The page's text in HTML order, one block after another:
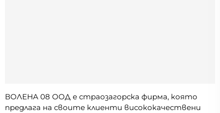
ВОЛЕНА 08 ООД е страозагорска фирма, която
предлага на своите клиенти висококачествени